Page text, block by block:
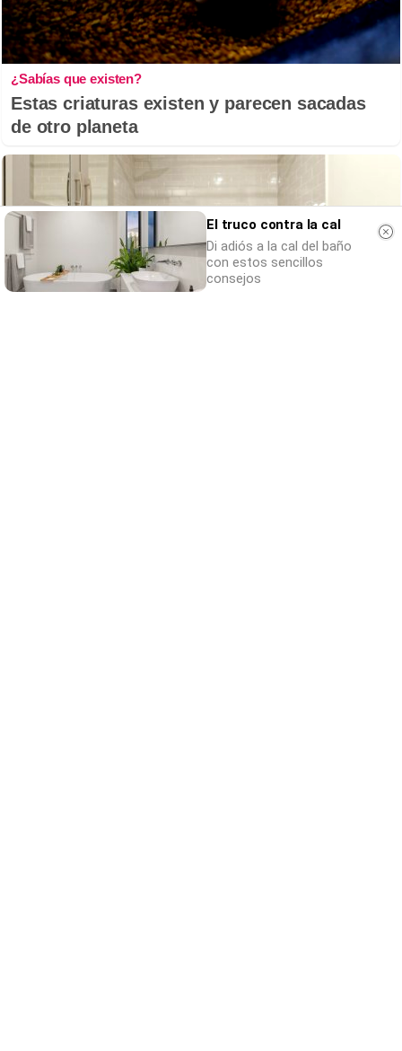
¿Sabías que existen?
Estas criaturas existen y parecen sacadas
de otro planeta
El truco contra la cal
Di adiós a la cal del baño
con estos sencillos
consejos